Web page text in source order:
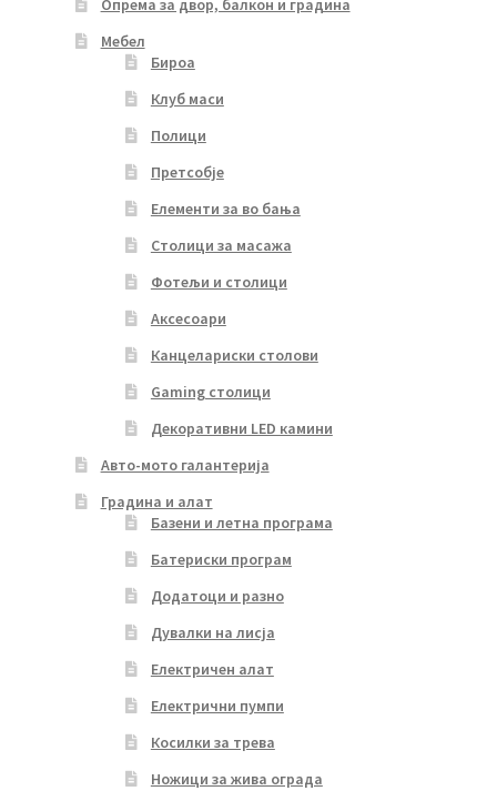
Опрема за двор, балкон и градина
Мебел
Бироа
Клуб маси
Полици
Претсобје
Елементи за во бања
Столици за масажа
Фотељи и столици
Аксесоари
Канцелариски столови
Gaming столици
Декоративни LED камини
Авто-мото галантерија
Градина и алат
Базени и летна програма
Батериски програм
Додатоци и разно
Дувалки на лисја
Електричен алат
Електрични пумпи
Косилки за трева
Ножици за жива ограда